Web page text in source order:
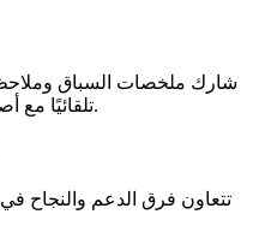
شارك ملخصات السباق
تلقائيًا مع أصحاب المصلحة في المناطق الأخرى.
تتعاون فرق الدعم والنجاح في